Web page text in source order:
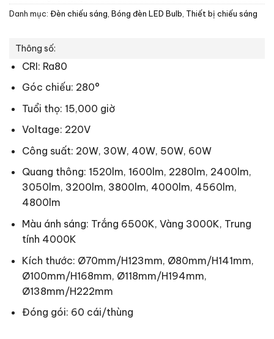
Danh mục: Đèn chiếu sáng Bóng đèn LED Bulb Thiết bị chiếu sáng
Thông số:
CRI: Ra80
Góc chiếu: 280°
Tuổi thọ: 15,000 giờ
Voltage: 220V
Công suất: 20W, 30W, 40W, 50W, 60W
Quang thông: 1520lm, 1600lm, 2280lm, 2400lm,
3050lm, 3200lm, 3800lm, 4000lm, 4560lm,
4800lm
Màu ánh sáng: Trắng 6500K, Vàng 3000K, Trung
tính 4000K
Kích thước: Ø70mm/H123mm, Ø80mm/H141mm,
Ø100mm/H168mm, Ø118mm/H194mm,
Ø138mm/H222mm
Đóng gói: 60 cái/thùng